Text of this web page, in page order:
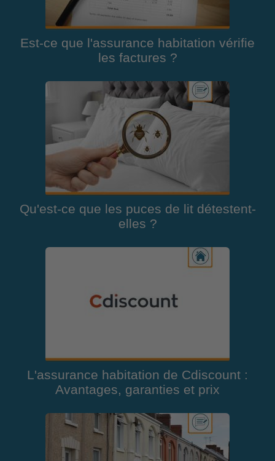
Est-ce que l'assurance habitation vérifie
les factures ?
Qu'est-ce que les puces de lit détestent-
elles ?
L'assurance habitation de Cdiscount :
Avantages, garanties et prix